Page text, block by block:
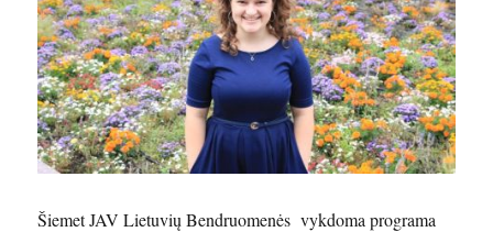
Šiemet JAV Lietuvių Bendruomenės vykdoma programa